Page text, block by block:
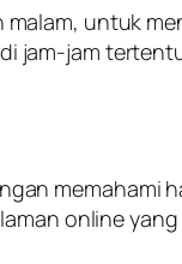
untuk
jam-jam
memahami
online